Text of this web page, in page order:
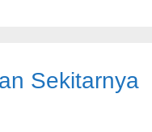
Sekitarnya